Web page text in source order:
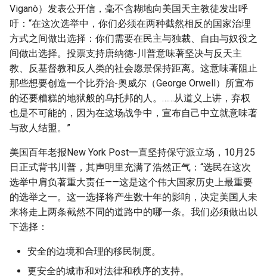
Viganò）发表公开信，毫不含糊地向美国天主教徒发出呼
吁：“在这次选举中，你们必须在两种截然相反的国家治理
方式之间做出选择：你们需要在民主与独裁、自由与奴役之
间做出选择。投票支持唐纳德-川普意味著坚决与反天主
教、反基督教和反人类的社会愿景保持距离。这意味著阻止
那些想要创造一个比乔治-奥威尔（George Orwell）所宣布
的还要糟糕的地狱般的乌托邦的人。……从道义上讲，弃权
也是不可能的，因为在这场战争中，宣布自己中立就意味著
与敌人结盟。”
美国百年老报New York Post一直坚持保守派立场，10月25
日正式背书川普，其声明里充满了浩然正气：“选民在这次
选举中肩负著重大责任——这是这个伟大国家历史上最重要
的选举之一。这一选择将产生数十年的影响，决定美国人未
来将走上两条截然不同的道路中的哪一条。我们必须做出以
下选择：
安全的边境和合理的移民制度。
更安全的城市和对法律和秩序的支持。